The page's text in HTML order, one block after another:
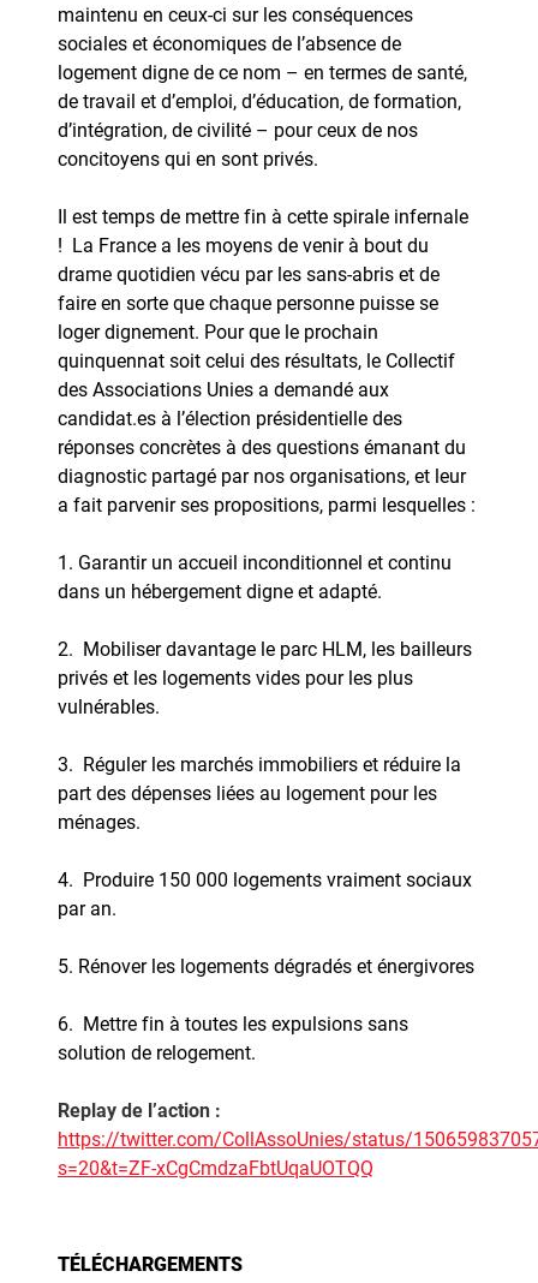
maintenu en ceux-ci sur les conséquences
sociales et économiques de l’absence de
logement digne de ce nom – en termes de santé,
de travail et d’emploi, d’éducation, de formation,
d’intégration, de civilité – pour ceux de nos
concitoyens qui en sont privés.
Il est temps de mettre fin à cette spirale infernale
! La France a les moyens de venir à bout du
drame quotidien vécu par les sans-abris et de
faire en sorte que chaque personne puisse se
loger dignement. Pour que le prochain
quinquennat soit celui des résultats, le Collectif
des Associations Unies a demandé aux
candidat.es à l’élection présidentielle des
réponses concrètes à des questions émanant du
diagnostic partagé par nos organisations, et leur
a fait parvenir ses propositions, parmi lesquelles :
1. Garantir un accueil inconditionnel et continu
dans un hébergement digne et adapté.
2. Mobiliser davantage le parc HLM, les bailleurs
privés et les logements vides pour les plus
vulnérables.
3. Réguler les marchés immobiliers et réduire la
part des dépenses liées au logement pour les
ménages.
4. Produire 150 000 logements vraiment sociaux
par an.
5. Rénover les logements dégradés et énergivores
6. Mettre fin à toutes les expulsions sans
solution de relogement.
Replay de l’action :
https://twitter.com/CollAssoUnies/status/
s=20&t=ZF-xCgCmdzaFbtUqaUOTQQ
TÉLÉCHARGEMENTS